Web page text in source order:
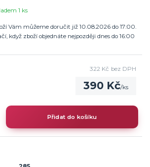
1 ks
Vám můžeme doručit již 10.08.2026 do 17:00.
když zboží objednáte nejpozději dnes do 16:00
390 Kč/ks
322 Kč bez DPH
Přidat do košíku